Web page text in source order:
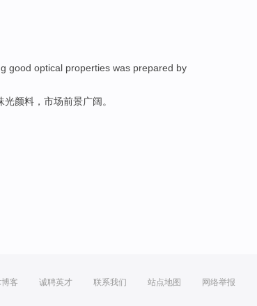
good optical properties was prepared by
光颜料， 市场前景广阔。
客 诚聘英才 联系我们 站点地图 网络举报